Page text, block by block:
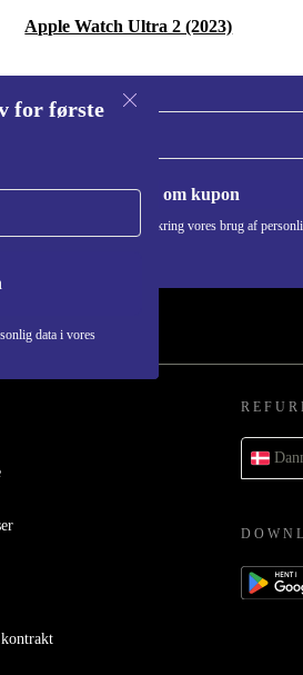
Apple Watch Ultra 2 (2023)
for første
data i vores
Anmod om kupon
Du kan finde information omkring vores brug af